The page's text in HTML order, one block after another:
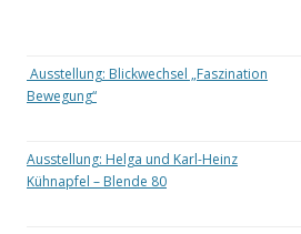
Ausstellung: Blickwechsel „Faszination
Bewegung“
Ausstellung: Helga und Karl-Heinz
Kühnapfel – Blende 80